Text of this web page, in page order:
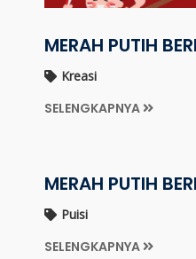
MERAH PUTIH
Kreasi
SELENGKAPNYA
MERAH PUTIH
Puisi
SELENGKAPNYA